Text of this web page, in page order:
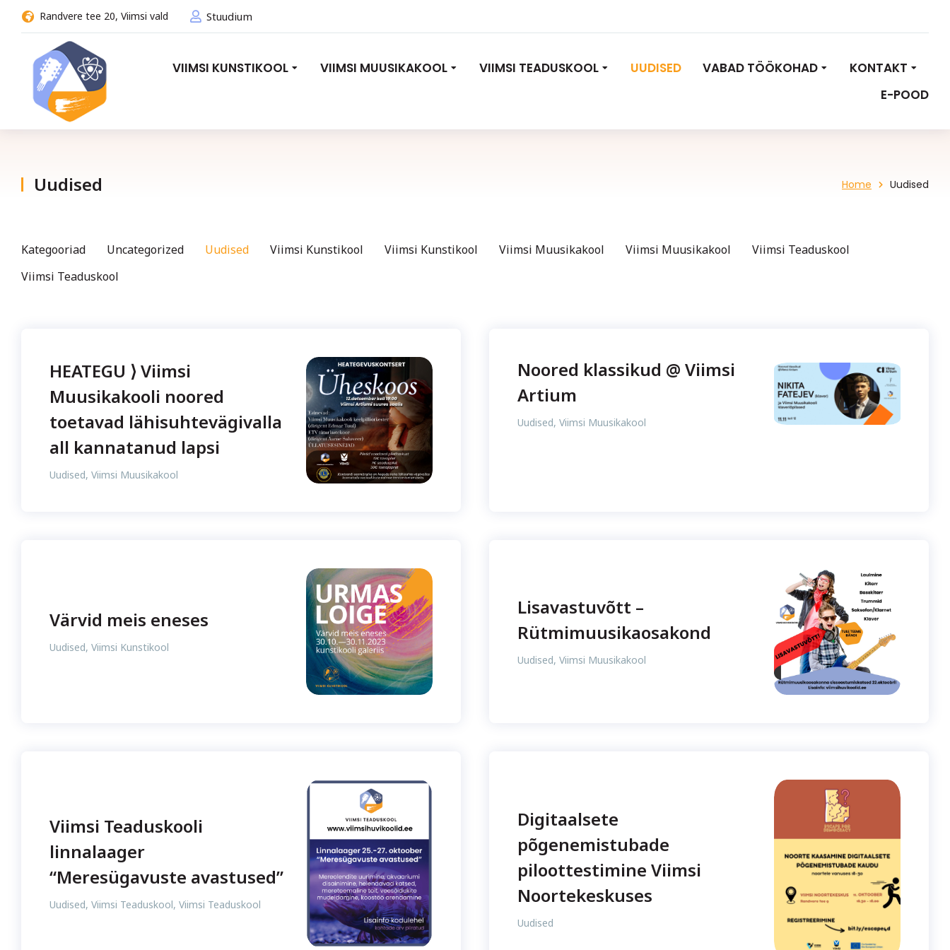
Randvere tee 20, Viimsi vald Stuudium
VIIMSI KUNSTIKOOL VIIMSI MUUSIKAKOOL VIIMSI TEADUSKOOL UUDISED VABAD TÖÖKOHAD
KONTAKT
E-POOD
Uudised Home Uudised
Kategooriad Uncategorized Uudised Viimsi Kunstikool Viimsi Kunstikool Viimsi Muusikakool Viimsi Muusikakool
Viimsi Teaduskool
Viimsi Teaduskool
HEATEGU ⟩ Viimsi
Muusikakooli noored
toetavad lähisuhtevägivalla
all kannatanud lapsi
Uudised, Viimsi Muusikakool
Noored klassikud @ Viimsi
Artium
Uudised, Viimsi Muusikakool
Värvid meis eneses
Uudised, Viimsi Kunstikool
Lisavastuvõtt –
Rütmimuusikaosakond
Uudised, Viimsi Muusikakool
Viimsi Teaduskooli
linnalaager
“Meresügavuste avastused”
Uudised, Viimsi Teaduskool, Viimsi Teaduskool
Digitaalsete
põgenemistubade
piloottestimine Viimsi
Noortekeskuses
Uudised